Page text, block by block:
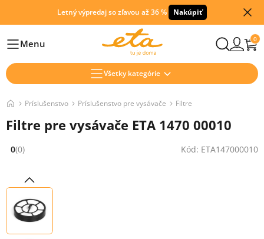
Letný výpredaj so zľavou až 36 % Nakúpiť
HlavníMenu 0
Všetky kategórie
Príslušenstvo Príslušenstvo pre vysávače Filtre
Filtre pre vysávače ETA 1470 00010
Hodnocení: 0 z 5 (0 recenzí)
0(0) Kód: ETA147000010